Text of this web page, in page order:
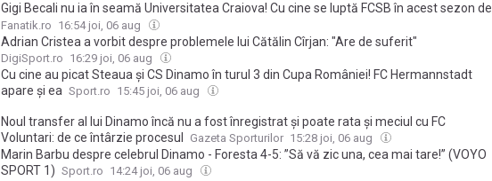
Gigi Becali nu ia în seamă Universitatea Craiova! Cu cine se luptă FCSB în acest sezon de
SuperLiga României: „Anul ăsta mi-am dat seama!”
Fanatik.ro 16:54 joi, 06 aug
Adrian Cristea a vorbit despre problemele lui Cătălin Cîrjan: "Are de suferit"
DigiSport.ro 16:29 joi, 06 aug
Cu cine au picat Steaua și CS Dinamo în turul 3 din Cupa României! FC Hermannstadt
apare și ea Sport.ro 15:45 joi, 06 aug
Noul transfer al lui Dinamo încă nu a fost înregistrat și poate rata și meciul cu FC
Voluntari: de ce întârzie procesul Gazeta Sporturilor 15:28 joi, 06 aug
Marin Barbu despre celebrul Dinamo - Foresta 4-5: ”Să vă zic una, cea mai tare!” (VOYO
SPORT 1) Sport.ro 14:24 joi, 06 aug